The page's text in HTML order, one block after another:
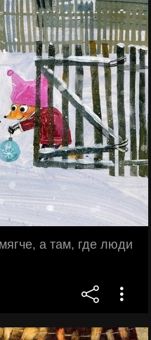
а там, где люди